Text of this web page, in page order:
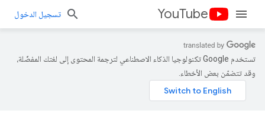
YouTube تسجيل الدخول
تستخدم Google تكنولوجيا الذكاء الاصطناعي لترجمة المحتوى إلى لغتك المفضّلة،
وقد تتضمّن بعض الأخطاء.